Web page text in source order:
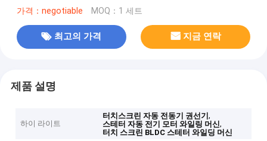
가격：negotiable MOQ：1 세트
최고의 가격 지금 연락
제품 설명
하이 라이트
터치스크린 자동 전동기 권선기,
스테터 자동 전기 모터 와일링 머신,
터치 스크린 BLDC 스테터 와일딩 머신